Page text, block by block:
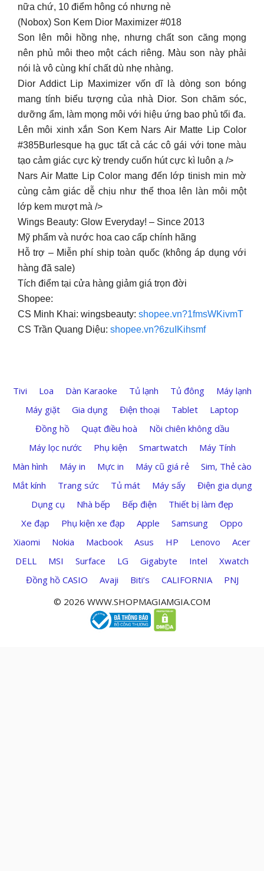
nữa chứ, 10 điểm hông có nhưng nè
(Nobox) Son Kem Dior Maximizer #018
Son lên môi hồng nhẹ, nhưng chất son căng mọng
nên phủ môi theo một cách riêng. Màu son này phải
nói là vô cùng khí chất dù nhẹ nhàng.
Dior Addict Lip Maximizer vốn dĩ là dòng son bóng
mang tính biểu tượng của nhà Dior. Son chăm sóc,
dưỡng ẩm, làm mọng môi với hiệu ứng bao phủ tối đa.
Lên môi xinh xắn Son Kem Nars Air Matte Lip Color
#385Burlesque hạ gục tất cả các cô gái với tone màu
tạo cảm giác cực kỳ trendy cuốn hút cực kì luôn ạ />
Nars Air Matte Lip Color mang đến lớp tinish min mờ
cùng cảm giác dễ chịu như thể thoa lên làn môi một
lớp kem mượt mà />
Wings Beauty: Glow Everyday! – Since 2013
Mỹ phẩm và nước hoa cao cấp chính hãng
Hỗ trợ – Miễn phí ship toàn quốc (không áp dụng với
hàng đã sale)
Tích điểm tại cửa hàng giảm giá trọn đời
Shopee:
CS Minh Khai: wingsbeauty: shopee.vn?1fmsWKivmT
CS Trần Quang Diệu: shopee.vn?6zuIKihsmf
Tivi Loa Dàn Karaoke Tủ lạnh Tủ đông
Máy lạnh
Máy giặt
Gia dụng Điện thoại Tablet
Laptop
Đồng hồ
Quạt điều hoà
Nồi chiên không dầu
Máy lọc nước
Phụ kiện Smartwatch
Máy Tính
Màn hình
Máy in Mực in Máy cũ giá rẻ
Sim, Thẻ cào
Mắt kính
Trang sức Tủ mát Máy sấy
Điện gia dụng
Dụng cụ
Nhà bếp Bếp điện
Thiết bị làm đẹp
Xe đạp
Phụ kiện xe đạp Apple Samsung
Oppo
Xiaomi
Nokia Macbook Asus HP Lenovo
Acer
DELL
MSI Surface LG Gigabyte Intel
Xwatch
Đồng hồ CASIO
Avaji Biti’s CALIFORNIA
PNJ
© 2026 WWW.SHOPMAGIAMGIA.COM